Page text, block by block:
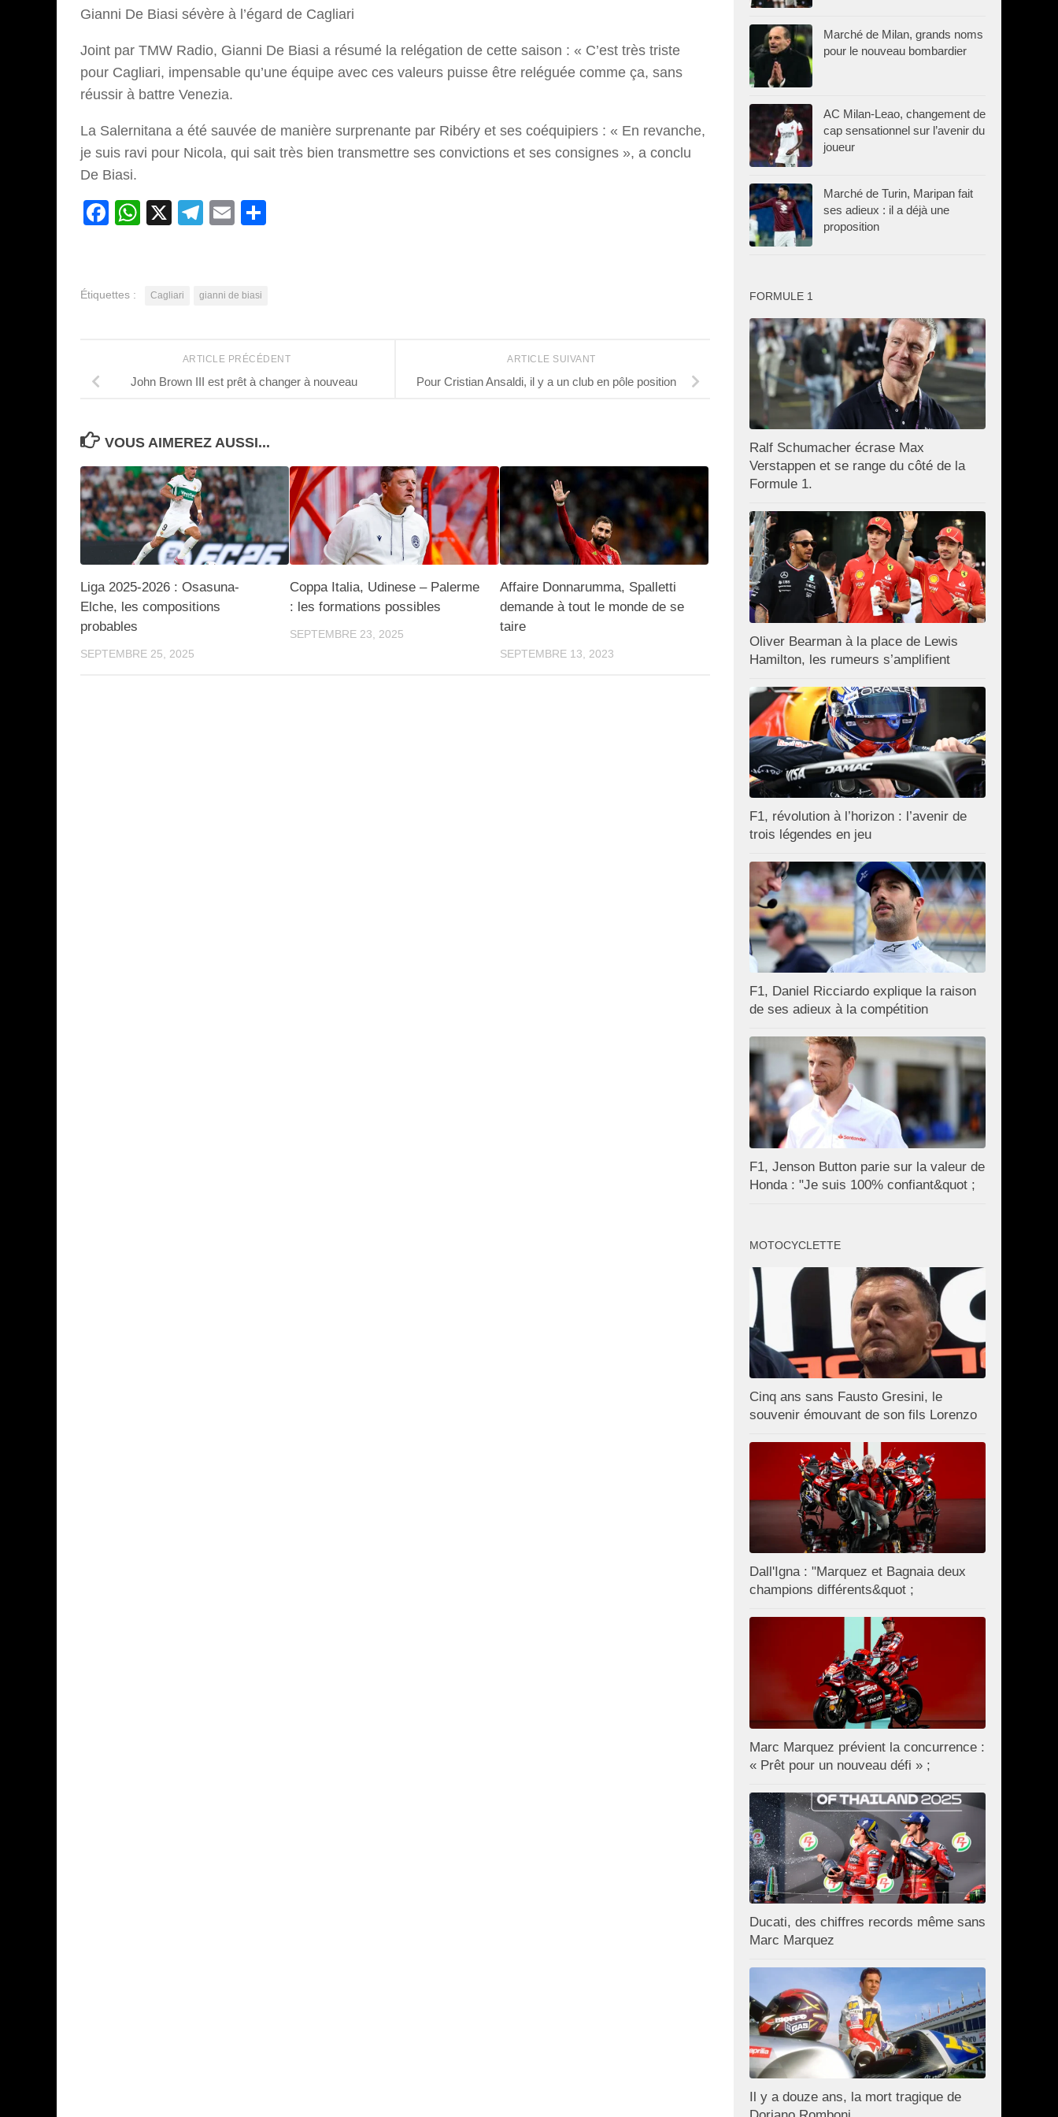
Gianni De Biasi sévère à l’égard de Cagliari
Joint par TMW Radio, Gianni De Biasi a résumé la relégation de cette saison : « C’est très triste
pour Cagliari, impensable qu’une équipe avec ces valeurs puisse être reléguée comme ça, sans
réussir à battre Venezia.
La Salernitana a été sauvée de manière surprenante par Ribéry et ses coéquipiers : « En revanche,
je suis ravi pour Nicola, qui sait très bien transmettre ses convictions et ses consignes », a conclu
De Biasi.
Facebook
WhatsApp
X Telegram
Email
Étiquettes : Cagliari gianni de biasi
ARTICLE SUIVANT
Pour Cristian Ansaldi, il y a un club en pôle position
ARTICLE PRÉCÉDENT
John Brown III est prêt à changer à nouveau
VOUS AIMEREZ AUSSI...
Liga 2025-2026 : Osasuna-
Elche, les compositions
probables
SEPTEMBRE 25, 2025
Coppa Italia, Udinese – Palerme
: les formations possibles
SEPTEMBRE 23, 2025
Affaire Donnarumma, Spalletti
demande à tout le monde de se
taire
SEPTEMBRE 13, 2023
Marché de Milan, grands noms
pour le nouveau bombardier
AC Milan-Leao, changement de
cap sensationnel sur l’avenir du
joueur
Marché de Turin, Maripan fait
ses adieux : il a déjà une
proposition
FORMULE 1
Ralf Schumacher écrase Max
Verstappen et se range du côté de la
Formule 1.
Oliver Bearman à la place de Lewis
Hamilton, les rumeurs s’amplifient
F1, révolution à l’horizon : l’avenir de
trois légendes en jeu
F1, Daniel Ricciardo explique la raison
de ses adieux à la compétition
F1, Jenson Button parie sur la valeur de
Honda : "Je suis 100% confiant&quot ;
MOTOCYCLETTE
Cinq ans sans Fausto Gresini, le
souvenir émouvant de son fils Lorenzo
Dall'Igna : "Marquez et Bagnaia deux
champions différents&quot ;
Marc Marquez prévient la concurrence :
« Prêt pour un nouveau défi » ;
Ducati, des chiffres records même sans
Marc Marquez
Il y a douze ans, la mort tragique de